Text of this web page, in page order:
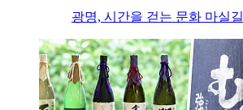
광명, 시간을 걷는 문화 마실길